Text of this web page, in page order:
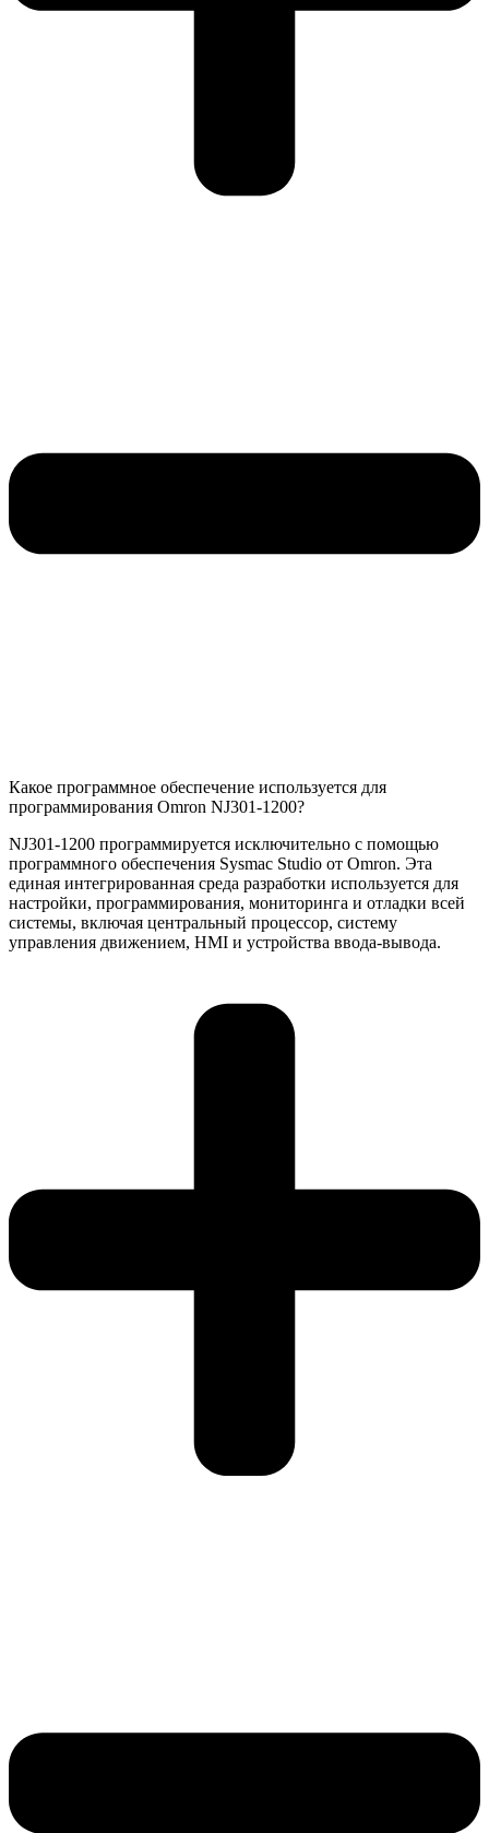
Какое программное обеспечение используется для
программирования Omron NJ301-1200?
NJ301-1200 программируется исключительно с помощью
программного обеспечения Sysmac Studio от Omron. Эта
единая интегрированная среда разработки используется для
настройки, программирования, мониторинга и отладки всей
системы, включая центральный процессор, систему
управления движением, HMI и устройства ввода-вывода.